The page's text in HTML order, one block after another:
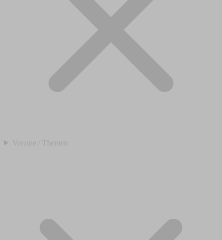
Vereine / Themen